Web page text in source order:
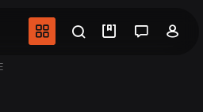
au
contenu
Navigation
Recherche
Mes